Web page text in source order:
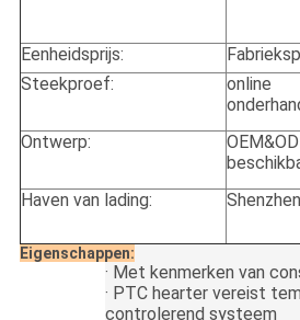
Eenheidsprijs:
Steekproef:
online
Ontwerp:
Haven van lading: Shenzhen
Eigenschappen:
· Met kenmerken van
· PTC hearter vereist
controlerend systeem